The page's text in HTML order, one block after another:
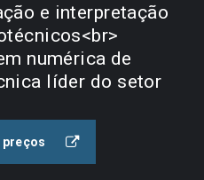
e interpretação
numérica de
líder do setor
preços